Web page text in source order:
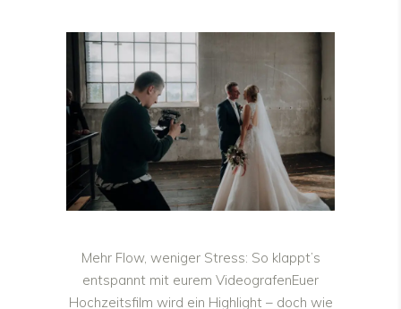
Mehr Flow, weniger Stress: So klappt’s
entspannt mit eurem VideografenEuer
Hochzeitsfilm wird ein Highlight – doch wie